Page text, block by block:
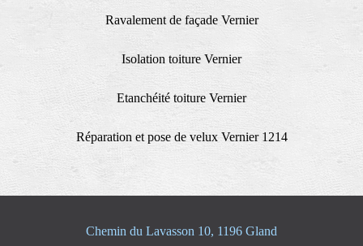
Ravalement de façade Vernier
Isolation toiture Vernier
Etanchéité toiture Vernier
Réparation et pose de velux Vernier 1214
Chemin du Lavasson 10, 1196 Gland